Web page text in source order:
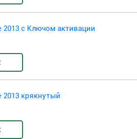
2013 с Ключом активации
2013 крякнутый